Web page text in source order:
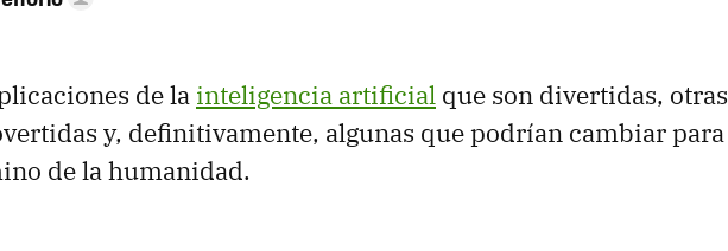
de la inteligencia artificial que son divertidas, otras
y, definitivamente, algunas que podrían cambiar para
de la humanidad.